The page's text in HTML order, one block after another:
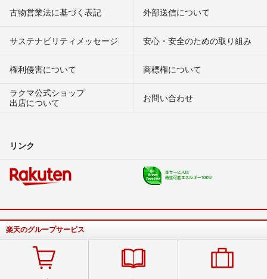
古物営業法に基づく表記 外部送信について
サステナビリティメッセージ 安心・安全のための取り組み
権利侵害について
商標権について
ラクマ公式ショップ
出店について
お問い合わせ
リンク
楽天のグループサービス